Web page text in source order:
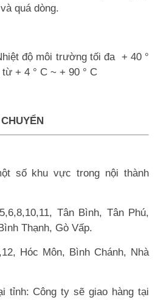
quá dòng.
độ môi trường tối đa + 40 °
+ 4 ° C ~ + 90 ° C
số khu vực trong nội thành
Tân Bình, Tân Phú,
Thạnh, Gò Vấp.
Hóc Môn, Bình Chánh, Nhà
tỉnh: Công ty sẽ giao hàng tại